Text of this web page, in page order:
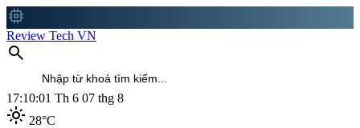
memory
Review Tech VN
search
17:10:02 Th 6 07 thg 8
light_mode 28°C